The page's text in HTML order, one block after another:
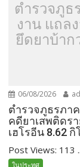
ตำรวจภูธ
งาน แถล
ยึดยาบ้าก
06/08/2026
ตำรวจภูธรภา
คดียาเสพติดร
เฮโรอีน 8.62 กิ
Post Views: 113
ในประทศ